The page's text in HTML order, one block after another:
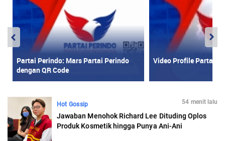
Hot Gossip 54 menit lalu
Jawaban Menohok Richard Lee Dituding Oplos
Produk Kosmetik hingga Punya Ani-Ani